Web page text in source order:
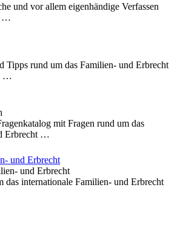
und vor allem eigenhändige Verfassen
…
Tipps rund um das Familien- und Erbrecht
…
mit Fragen rund um das
Erbrecht …
und Erbrecht
das internationale Familien- und Erbrecht